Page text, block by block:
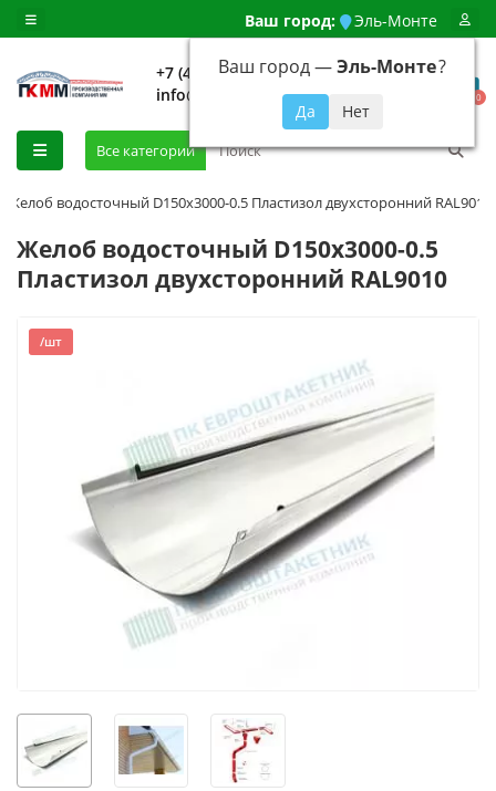
Ваш город: Эль-Монте
Ваш город —Эль-Монте?
+7 (499) 648-92-94
info@evroshtaketnikmoskva.ru
0
Все категории
Желоб водосточный D150х3000-0.5 Пластизол двухсторонний RAL9010
Желоб водосточный D150х3000-0.5
Пластизол двухсторонний RAL9010
/шт